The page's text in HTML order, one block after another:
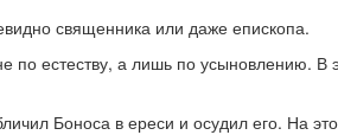
священника или даже епископа.
естеству, а лишь по усыновлению. В
Боноса в ереси и осудил его. На